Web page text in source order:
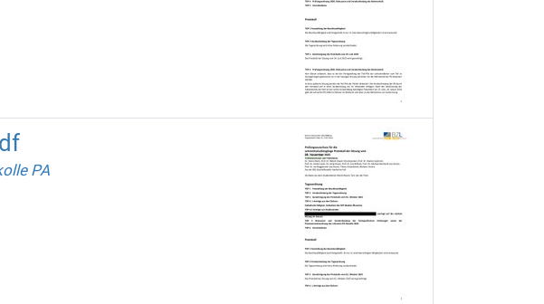
PA